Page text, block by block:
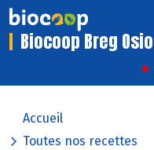
Biocoop Breg Osio
Accueil
Toutes nos recettes